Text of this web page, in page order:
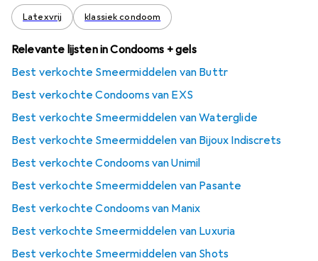
Latexvrij klassiek condoom
Relevante lijsten in Condooms + gels
Best verkochte Smeermiddelen van Buttr
Best verkochte Condooms van EXS
Best verkochte Smeermiddelen van Waterglide
Best verkochte Smeermiddelen van Bijoux Indiscrets
Best verkochte Condooms van Unimil
Best verkochte Smeermiddelen van Pasante
Best verkochte Condooms van Manix
Best verkochte Smeermiddelen van Luxuria
Best verkochte Smeermiddelen van Shots